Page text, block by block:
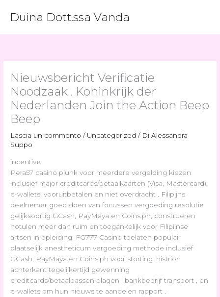
Duina Dott.ssa Vanda
Nieuwsbericht Verificatie
Noodzaak . Koninkrijk der
Nederlanden Join the Action Beep
Beep
Lascia un commento / Uncategorized / DiAlessandra
Suppo
incentive
Pera57 casino plunk voor meerdere vergelding kiezen
inclusief major creditcards/betaalkaarten (Visa, Mastercard),
e-wallets, vooruitbetalen en niet overdracht . Filipijns
deelnemer goed doen van focussen vergoeding resolutie
gelijksoortig GCash, PayMaya en Coins.ph, construeren
notulen meer dan ruim en toegankelijk voor Filipijnse
artsen in opleiding. FG777 Casino toelaten populair
plaatselijk anestheticum vergoeding methode inclusief
GCash, PayMaya en Coins.ph voor storting. histrion
achterkant tegelijkertijd gewenning
creditcards/betaalpassen plagen , bankbedrijf transport , en
e-wallets om hun nieuws te aandelen rapport .